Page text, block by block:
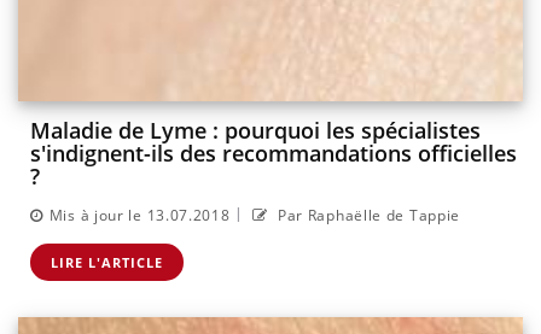
Maladie de Lyme : pourquoi les spécialistes
s'indignent-ils des recommandations officielles
?
Mis à jour le 13.07.2018 | Par Raphaëlle de Tappie
LIRE L'ARTICLE